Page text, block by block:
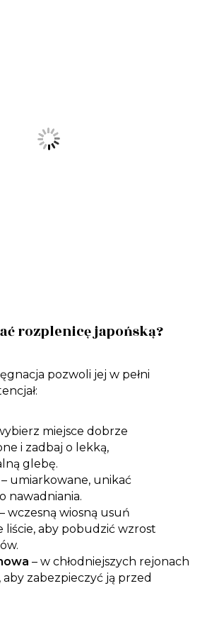
rozplenicę japońską?
pozwoli jej w pełni
miejsce dobrze
i zadbaj o lekką,
glebę.
– umiarkowane, unikać
nawadniania.
– wczesną wiosną usuń
liście, aby pobudzić wzrost
– w chłodniejszych rejonach
zabezpieczyć ją przed